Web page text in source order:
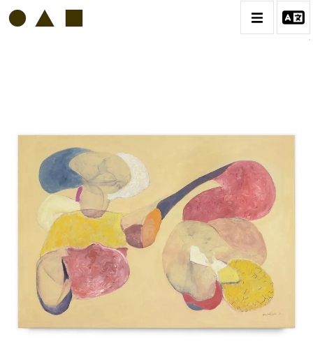
BIOGRAPHIE
CATALOGUE DES OEUVRES
CONTACT